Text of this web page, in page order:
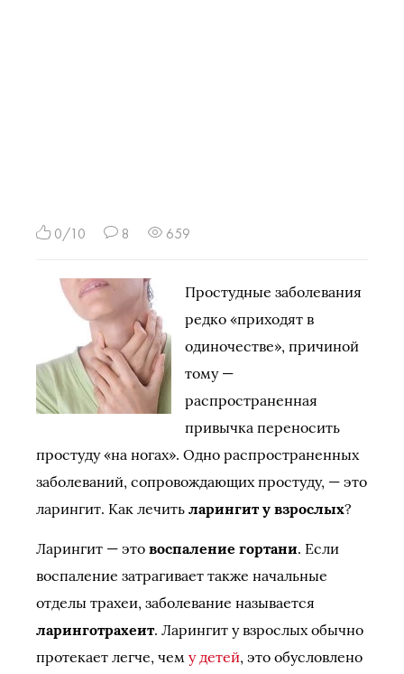
0/10 8 659
Простудные заболевания
редко «приходят в
одиночестве», причиной
тому —
распространенная
привычка переносить
простуду «на ногах». Одно распространенных
заболеваний, сопровождающих простуду, — это
ларингит. Как лечить ларингит у взрослых?
Ларингит — это воспаление гортани. Если
воспаление затрагивает также начальные
отделы трахеи, заболевание называется
ларинготрахеит. Ларингит у взрослых обычно
протекает легче, чем у детей, это обусловлено